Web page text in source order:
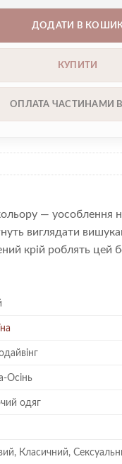
ДОДАТИ В КОШИК
КУПИТИ
ОПЛАТА ЧАСТИНАМИ
— уособлення
виглядати
крій роблять цей
Осінь
одяг
Класичний,